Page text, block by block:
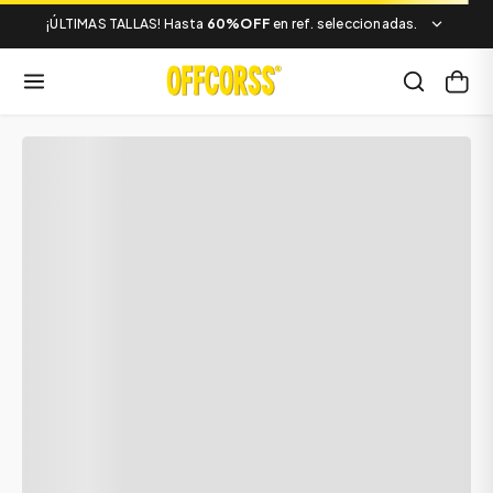
¡ÚLTIMAS TALLAS! Hasta 60%OFF en ref. seleccionadas.